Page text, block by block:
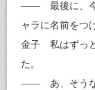
―― 最後に、今
ャラに名前をつ
金子 私はずっ
た。
―― あ、そうな